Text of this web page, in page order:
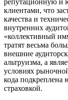
репутационную и
клиентами, что
качества и
внутренних
«коллективный
тратят весьма
внешние
альтруизма, а
условиях
кода
страховкой.